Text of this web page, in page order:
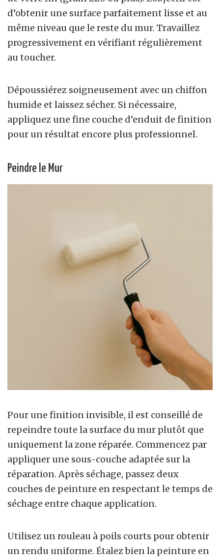
d’obtenir une surface parfaitement lisse et au
même niveau que le reste du mur. Travaillez
progressivement en vérifiant régulièrement
au toucher.
Dépoussiérez soigneusement avec un chiffon
humide et laissez sécher. Si nécessaire,
appliquez une fine couche d’enduit de finition
pour un résultat encore plus professionnel.
Peindre le Mur
Pour une finition invisible, il est conseillé de
repeindre toute la surface du mur plutôt que
uniquement la zone réparée. Commencez par
appliquer une sous-couche adaptée sur la
réparation. Après séchage, passez deux
couches de peinture en respectant le temps de
séchage entre chaque application.
Utilisez un rouleau à poils courts pour obtenir
un rendu uniforme. Étalez bien la peinture en